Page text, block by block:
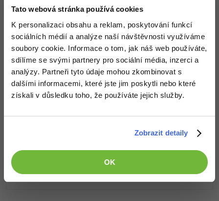
Tato webová stránka používá cookies
K personalizaci obsahu a reklam, poskytování funkcí
sociálních médií a analýze naší návštěvnosti využíváme
soubory cookie. Informace o tom, jak náš web používáte,
sdílíme se svými partnery pro sociální média, inzerci a
analýzy. Partneři tyto údaje mohou zkombinovat s
dalšími informacemi, které jste jim poskytli nebo které
získali v důsledku toho, že používáte jejich služby.
Zobrazit detaily
OK
Adobe Lightroom
Adobe XD -15%
Adobe InDesign -25%
Adobe After Effects
Blender
Video
Pro firmy
Přístup k jednotlivým lekcím dle způsobu pořízení.
Kvalitní znalostiv oblasti IT.
Dovednosti, které ti pomohou získat vysněnou a
dobře placenou práci.
Popis článku
Požadovaný článek má následující obsah:
téma Google Ads. Úlohy jsou řazené dle
obtížnosti s řešením ke stažení.